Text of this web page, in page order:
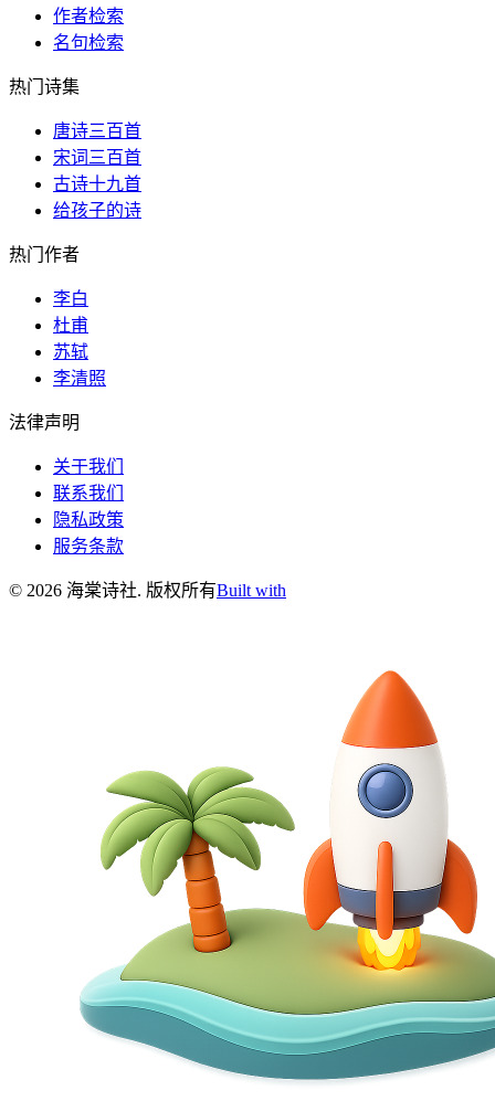
作者检索
名句检索
热门诗集
唐诗三百首
宋词三百首
古诗十九首
给孩子的诗
热门作者
李白
杜甫
苏轼
李清照
法律声明
关于我们
联系我们
隐私政策
服务条款
© 2026 海棠诗社. 版权所有Built with